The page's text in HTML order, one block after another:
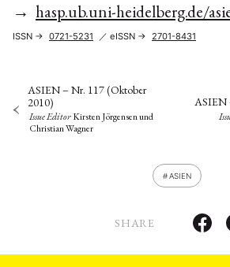
→ hasp.ub.uni-heidelberg.de/
ISSN → 0721-5231 ／ eISSN → 2701-8431
ASIEN – Nr. 117 (Oktober
2010)
Issue EditorKirsten Jörgensenund
Christian Wagner
ASIEN
ASIEN
SHARE